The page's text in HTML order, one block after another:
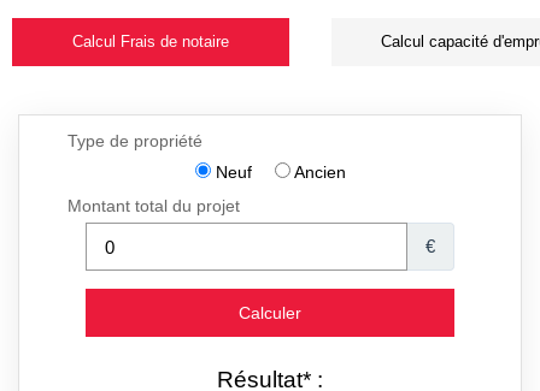
Calcul Frais de notaire Calcul capacité